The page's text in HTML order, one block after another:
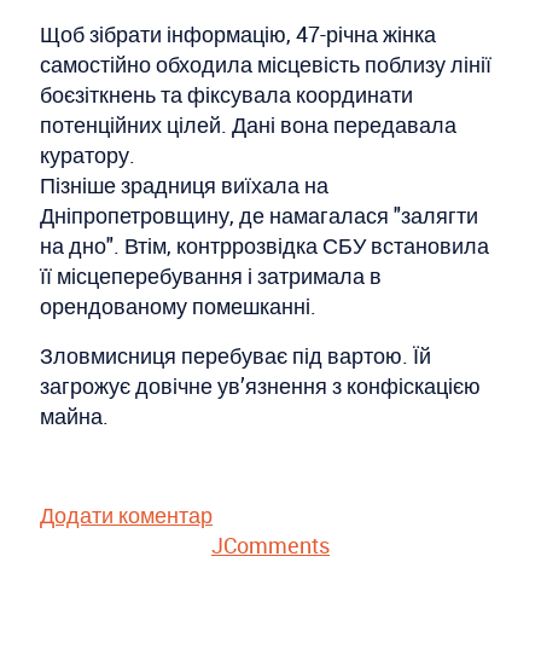
Щоб зібрати інформацію, 47-річна жінка
самостійно обходила місцевість поблизу лінії
боєзіткнень та фіксувала координати
потенційних цілей. Дані вона передавала
куратору.
Пізніше зрадниця виїхала на
Дніпропетровщину, де намагалася "залягти
на дно". Втім, контррозвідка СБУ встановила
її місцеперебування і затримала в
орендованому помешканні.
Зловмисниця перебуває під вартою. Їй
загрожує довічне ув’язнення з конфіскацією
майна.
Додати коментар
JComments